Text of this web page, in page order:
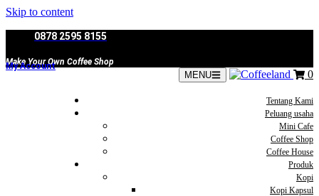
Skip to content
0878 2595 8155
Make Your Own Coffee Shop
My Account
MENU 0
Tentang Kami
Peluang usaha
Mini Cafe
Coffee Shop
Coffee House
Produk
Kopi
Kopi Kapsul